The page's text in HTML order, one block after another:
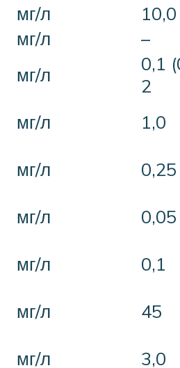
мг/л
10,0
мг/л
–
мг/л
0,1
2
мг/л
1,0
мг/л
0,25
мг/л
0,05
мг/л
0,1
мг/л
45
мг/л 3,0